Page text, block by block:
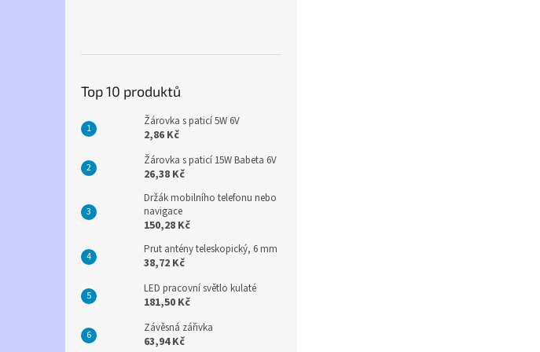
Top 10 produktů
Žárovka s paticí 5W 6V
2,86 Kč
Žárovka s paticí 15W Babeta 6V
26,38 Kč
Držák mobilního telefonu nebo
navigace
150,28 Kč
Prut antény teleskopický, 6 mm
38,72 Kč
LED pracovní světlo kulaté
181,50 Kč
Závěsná zářivka
63,94 Kč